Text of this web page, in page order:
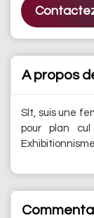
A propos
Slt, suis une
pour plan